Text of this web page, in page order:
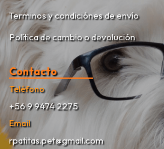
Terminos y condiciónes de envío
Política de cambio o devolución
Contacto
Teléfono
+56 9 9474 2275
Email
rpatitas.pet@gmail.com